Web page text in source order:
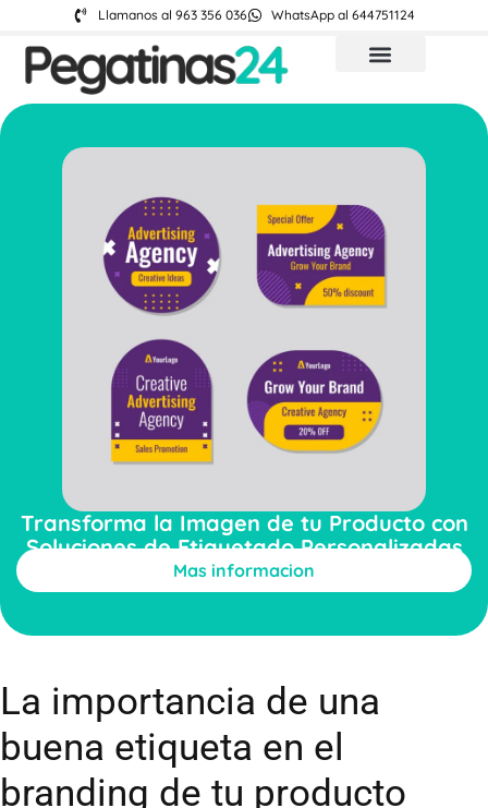
Llamanos al 963 356 036 WhatsApp al 644751124
Transforma la Imagen de tu Producto con
Soluciones de Etiquetado Personalizadas
Mas informacion
La importancia de una
buena etiqueta en el
branding de tu producto